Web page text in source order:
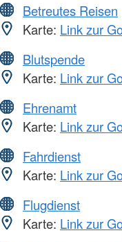
Betreutes Reisen
Karte: Link zur
Blutspende
Karte: Link zur
Ehrenamt
Karte: Link zur
Fahrdienst
Karte: Link zur
Flugdienst
Karte: Link zur